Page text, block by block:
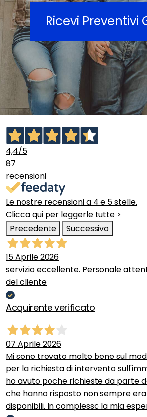
Ricevi Preventivi
4,4/5
87
recensioni
Le nostre recensioni a 4 e 5 stelle.
Clicca qui per leggerle tutte >
Precedente
Successivo
15 Aprile 2026
servizio eccellente. Personale
del cliente
Acquirente verificato
07 Aprile 2026
Mi sono trovato molto bene sul
per la richiesta di intervento
ho avuto poche richieste da parte
che hanno risposto non sempre
disponibili. In complesso la mia